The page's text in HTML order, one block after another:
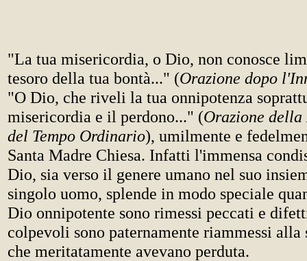
"La tua misericordia, o Dio, non conosce
tesoro della tua bontà..." (Orazione dopo
"O Dio, che riveli la tua onnipotenza
misericordia e il perdono..." (Orazione
del Tempo Ordinario), umilmente e
Santa Madre Chiesa. Infatti l'immensa
Dio, sia verso il genere umano nel suo
singolo uomo, splende in modo speciale
Dio onnipotente sono rimessi peccati e
colpevoli sono paternamente riammessi alla
che meritatamente avevano perduta.